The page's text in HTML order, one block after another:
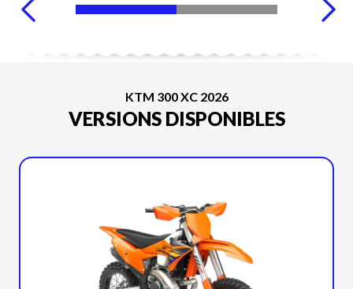
KTM 300 XC 2026
VERSIONS DISPONIBLES